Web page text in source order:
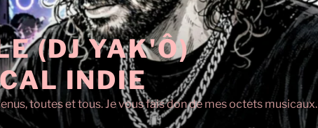
(DJ YAK'Ô)
INDIE
toutes et tous. Je vous fais don de mes octets musicaux.